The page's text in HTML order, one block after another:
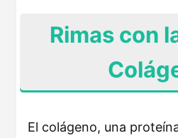
Rimas con
El colágeno, una